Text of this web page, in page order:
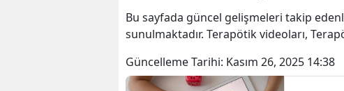
Bu sayfada güncel gelişmeleri takip
sunulmaktadır. Terapötik videoları,
Güncelleme Tarihi: Kasım 26, 2025 14:38